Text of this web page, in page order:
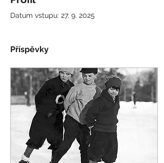
Datum vstupu: 27. 9. 2025
Příspěvky